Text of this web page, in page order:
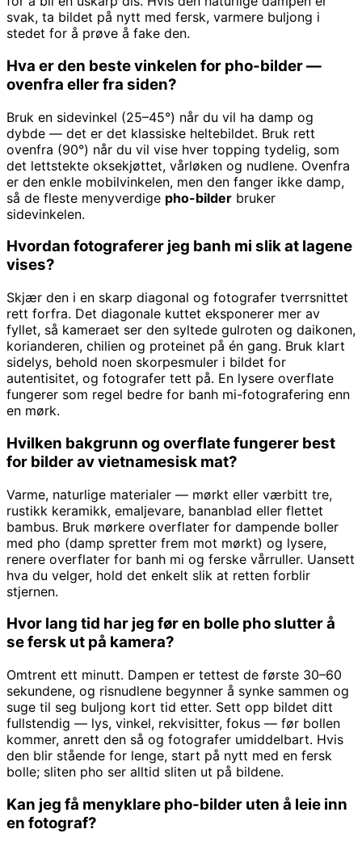
svak, ta bildet på nytt med fersk, varmere buljong i
stedet for å prøve å fake den.
Hva er den beste vinkelen for pho-bilder —
ovenfra eller fra siden?
Bruk en sidevinkel (25–45°) når du vil ha damp og
dybde — det er det klassiske heltebildet. Bruk rett
ovenfra (90°) når du vil vise hver topping tydelig, som
det lettstekte oksekjøttet, vårløken og nudlene. Ovenfra
er den enkle mobilvinkelen, men den fanger ikke damp,
så de fleste menyverdige pho-bilder bruker
sidevinkelen.
Hvordan fotograferer jeg banh mi slik at lagene
vises?
Skjær den i en skarp diagonal og fotografer tverrsnittet
rett forfra. Det diagonale kuttet eksponerer mer av
fyllet, så kameraet ser den syltede gulroten og daikonen,
korianderen, chilien og proteinet på én gang. Bruk klart
sidelys, behold noen skorpesmuler i bildet for
autentisitet, og fotografer tett på. En lysere overflate
fungerer som regel bedre for banh mi-fotografering enn
en mørk.
Hvilken bakgrunn og overflate fungerer best
for bilder av vietnamesisk mat?
Varme, naturlige materialer — mørkt eller værbitt tre,
rustikk keramikk, emaljevare, bananblad eller flettet
bambus. Bruk mørkere overflater for dampende boller
med pho (damp spretter frem mot mørkt) og lysere,
renere overflater for banh mi og ferske vårruller. Uansett
hva du velger, hold det enkelt slik at retten forblir
stjernen.
Hvor lang tid har jeg før en bolle pho slutter å
se fersk ut på kamera?
Omtrent ett minutt. Dampen er tettest de første 30–60
sekundene, og risnudlene begynner å synke sammen og
suge til seg buljong kort tid etter. Sett opp bildet ditt
fullstendig — lys, vinkel, rekvisitter, fokus — før bollen
kommer, anrett den så og fotografer umiddelbart. Hvis
den blir stående for lenge, start på nytt med en fersk
bolle; sliten pho ser alltid sliten ut på bildene.
Kan jeg få menyklare pho-bilder uten å leie inn
en fotograf?